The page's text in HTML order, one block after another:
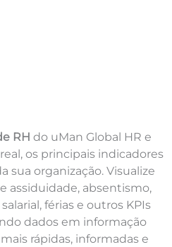
RH do uMan Global HR e
os principais indicadores
sua organização. Visualize
assiduidade, absentismo,
férias e outros KPIs
dados em informação
rápidas, informadas e